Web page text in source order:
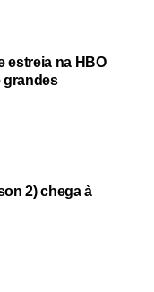
estreia na HBO
grandes
2) chega à